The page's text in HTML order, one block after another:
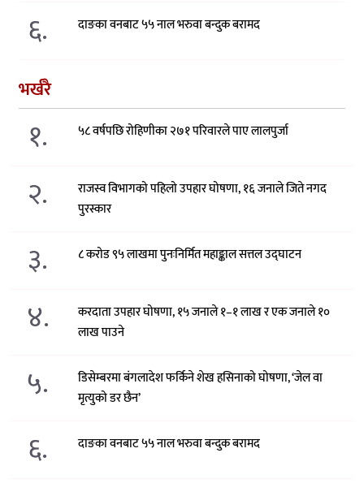
६. दाङका वनबाट ५५ नाल भरुवा बन्दुक बरामद
भर्खरै
१. ५८ वर्षपछि रोहिणीका २७१ परिवारले पाए लालपुर्जा
२.
राजस्व विभागको पहिलो उपहार घोषणा, १६ जनाले जिते नगद
पुरस्कार
३. ८ करोड ९५ लाखमा पुनःनिर्मित महाङ्काल सत्तल उद्घाटन
४.
करदाता उपहार घोषणा, १५ जनाले १–१ लाख र एक जनाले १०
लाख पाउने
५.
डिसेम्बरमा बंगलादेश फर्किने शेख हसिनाको घोषणा, ‘जेल वा
मृत्युको डर छैन’
६. दाङका वनबाट ५५ नाल भरुवा बन्दुक बरामद